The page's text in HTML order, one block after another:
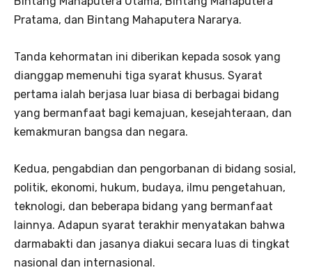
Pratama, dan Bintang Mahaputera Nararya.
Tanda kehormatan ini diberikan kepada sosok yang
dianggap memenuhi tiga syarat khusus. Syarat
pertama ialah berjasa luar biasa di berbagai bidang
yang bermanfaat bagi kemajuan, kesejahteraan, dan
kemakmuran bangsa dan negara.
Kedua, pengabdian dan pengorbanan di bidang sosial,
politik, ekonomi, hukum, budaya, ilmu pengetahuan,
teknologi, dan beberapa bidang yang bermanfaat
lainnya. Adapun syarat terakhir menyatakan bahwa
darmabakti dan jasanya diakui secara luas di tingkat
nasional dan internasional.